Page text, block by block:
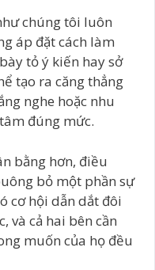
chúng tôi luôn
áp đặt cách làm
tỏ ý kiến hay sở
tạo ra căng thẳng
nghe hoặc nhu
đúng mức.
bằng hơn, điều
bỏ một phần sự
cơ hội dẫn dắt đôi
và cả hai bên cần
muốn của họ đều